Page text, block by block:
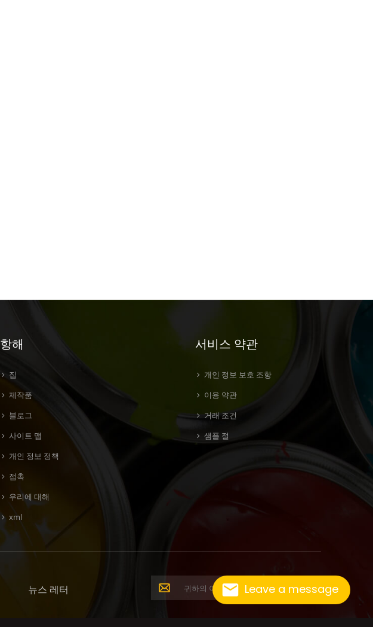
Leave a message
항해
집
제작품
블로그
사이트 맵
개인 정보 정책
접촉
우리에 대해
xml
서비스 약관
개인 정보 보호 조항
이용 약관
거래 조건
샘플 절
뉴스 레터